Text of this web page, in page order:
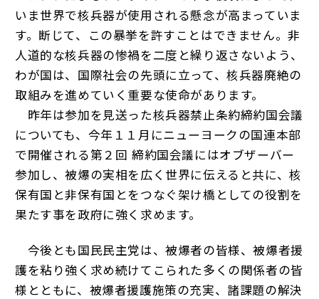
いま世界で核兵器が使用される懸念が高まっていま
す。断じて、この暴挙を許すことはできません。非
人道的な核兵器の惨禍を二度と繰り返さないよう、
わが国は、国際社会の先頭に立って、核兵器廃絶の
取組みを進めていく重要な使命があります。
昨年は参加を見送った核兵器禁止条約締約国会議
についても、今年１１月にニューヨークの国連本部
で開催される第２回 締約国会議にはオブザーバー
参加し、被爆の実相を広く世界に伝えると共に、核
保有国と非保有国とをつなぐ架け橋としての役割を
果たす事を政府に強く求めます。
今後とも国民民主党は、被爆者の皆様、被爆者援
護を粘り強く求め続けてこられた多くの関係者の皆
様とともに、被爆者援護施策の充実、諸課題の解決